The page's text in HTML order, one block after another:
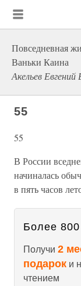
Повседневная
Ваньки Каина
Акельев Евгений
55
55
В России
начиналась
в пять часов
Более 800
Получи 2
подарок и
чтением